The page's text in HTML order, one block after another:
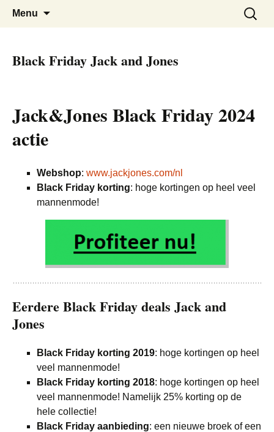
Black Friday Super SALE
De beste kortingen bij elkaar!
Menu
Zoeken
naar:
Black Friday Jack and Jones
Jack&Jones Black Friday 2024
actie
Webshop: www.jackjones.com/nl
Black Friday korting: hoge kortingen op heel veel
mannenmode!
Eerdere Black Friday deals Jack and
Jones
Black Friday korting 2019: hoge kortingen op heel
veel mannenmode!
Black Friday korting 2018: hoge kortingen op heel
veel mannenmode! Namelijk 25% korting op de
hele collectie!
Black Friday aanbieding: een nieuwe broek of een